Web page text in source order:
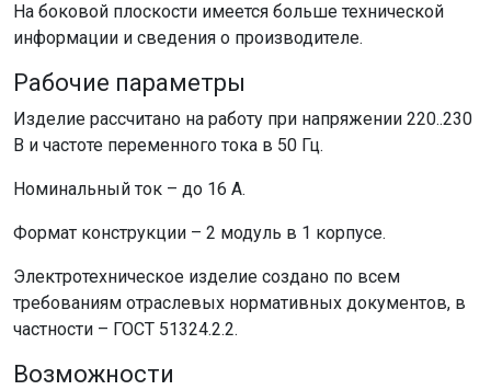
На боковой плоскости имеется больше технической
информации и сведения о производителе.
Рабочие параметры
Изделие рассчитано на работу при напряжении 220..230
В и частоте переменного тока в 50 Гц.
Номинальный ток – до 16 А.
Формат конструкции – 2 модуль в 1 корпусе.
Электротехническое изделие создано по всем
требованиям отраслевых нормативных документов, в
частности – ГОСТ 51324.2.2.
Возможности